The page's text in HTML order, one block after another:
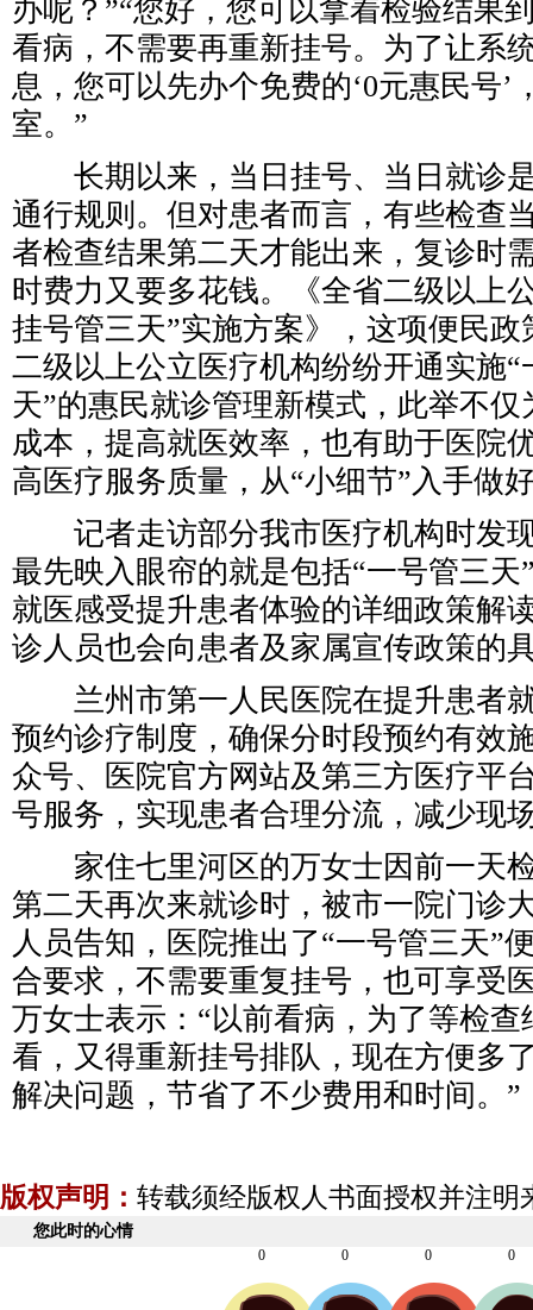
办呢？”“您好，您可以拿着检验结果
看病，不需要再重新挂号。为了让系
息，您可以先办个免费的‘0元惠民号’
室。”
长期以来，当日挂号、当日就诊
通行规则。但对患者而言，有些检查
者检查结果第二天才能出来，复诊时
时费力又要多花钱。《全省二级以上
挂号管三天”实施方案》，这项便民
二级以上公立医疗机构纷纷开通实施“
天”的惠民就诊管理新模式，此举不
成本，提高就医效率，也有助于医院
高医疗服务质量，从“小细节”入手做
记者走访部分我市医疗机构时发
最先映入眼帘的就是包括“一号管三天
就医感受提升患者体验的详细政策解
诊人员也会向患者及家属宣传政策的
兰州市第一人民医院在提升患者
预约诊疗制度，确保分时段预约有效
众号、医院官方网站及第三方医疗平
号服务，实现患者合理分流，减少现
家住七里河区的万女士因前一天
第二天再次来就诊时，被市一院门诊
人员告知，医院推出了“一号管三天”
合要求，不需要重复挂号，也可享受
万女士表示：“以前看病，为了等检
看，又得重新挂号排队，现在方便多
解决问题，节省了不少费用和时间。”
版权声明： 转载须经版权人书面授权并注明
您此时的心情
0 0 0 0